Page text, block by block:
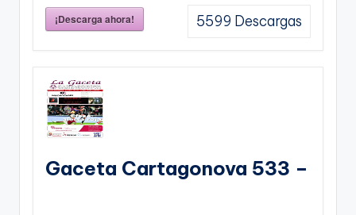
¡Descarga ahora! 5599 Descargas
Gaceta Cartagonova 533 –